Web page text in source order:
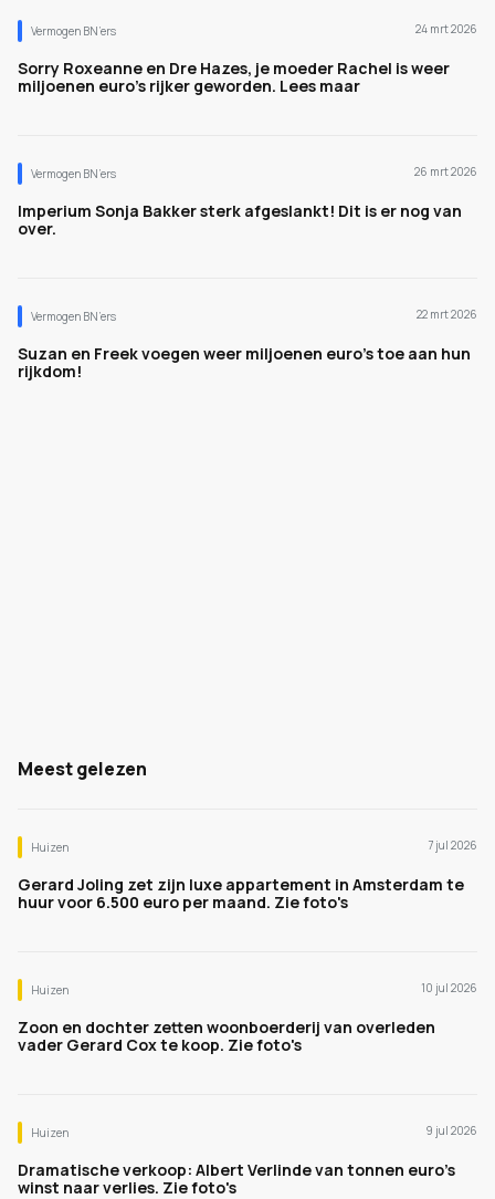
Vermogen BN’ers 24 mrt 2026
Sorry Roxeanne en Dre Hazes, je moeder Rachel is weer
miljoenen euro's rijker geworden. Lees maar
Vermogen BN’ers 26 mrt 2026
Imperium Sonja Bakker sterk afgeslankt! Dit is er nog van
over.
Vermogen BN’ers 22 mrt 2026
Suzan en Freek voegen weer miljoenen euro's toe aan hun
rijkdom!
Meest gelezen
Huizen 7 jul 2026
Gerard Joling zet zijn luxe appartement in Amsterdam te
huur voor 6.500 euro per maand. Zie foto's
Huizen 10 jul 2026
Zoon en dochter zetten woonboerderij van overleden
vader Gerard Cox te koop. Zie foto's
Huizen 9 jul 2026
Dramatische verkoop: Albert Verlinde van tonnen euro's
winst naar verlies. Zie foto's